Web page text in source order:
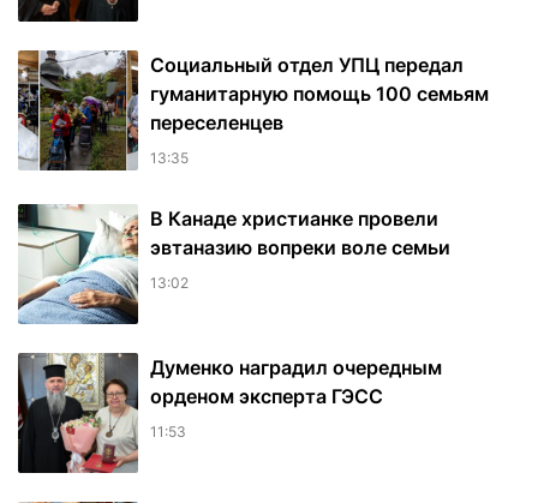
Социальный отдел УПЦ передал
гуманитарную помощь 100 семьям
переселенцев
13:35
В Канаде христианке провели
эвтаназию вопреки воле семьи
13:02
Думенко наградил очередным
орденом эксперта ГЭСС
11:53